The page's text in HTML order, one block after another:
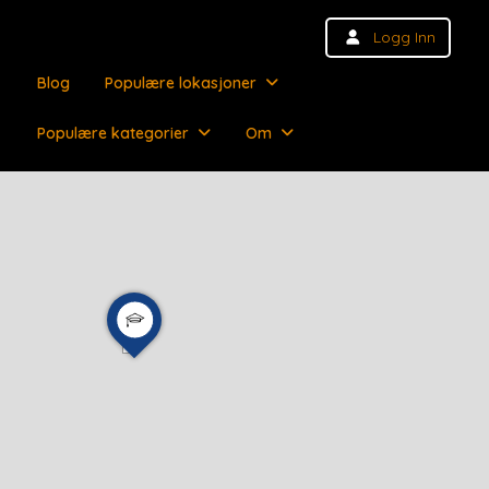
Logg Inn
Blog Populære lokasjoner
Populære kategorier Om